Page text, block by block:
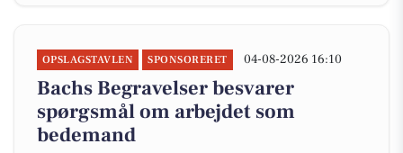
OPSLAGSTAVLEN SPONSORERET 04-08-2026 16:10
Bachs Begravelser besvarer
spørgsmål om arbejdet som
bedemand